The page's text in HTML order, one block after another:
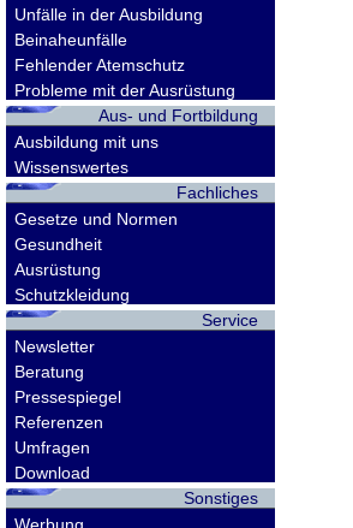
Unfälle in der Ausbildung
Beinaheunfälle
Fehlender Atemschutz
Probleme mit der Ausrüstung
Aus- und Fortbildung
Ausbildung mit uns
Wissenswertes
Fachliches
Gesetze und Normen
Gesundheit
Ausrüstung
Schutzkleidung
Service
Newsletter
Beratung
Pressespiegel
Referenzen
Umfragen
Download
Sonstiges